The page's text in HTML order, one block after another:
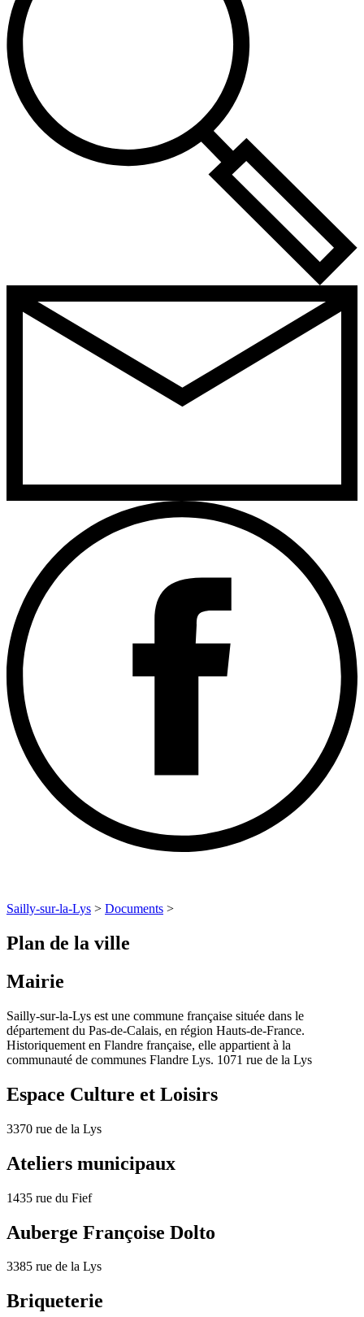
Sailly-sur-la-Lys > Documents >
Plan de la ville
Mairie
Sailly-sur-la-Lys est une commune française située dans le
département du Pas-de-Calais, en région Hauts-de-France.
Historiquement en Flandre française, elle appartient à la
communauté de communes Flandre Lys. 1071 rue de la Lys
Espace Culture et Loisirs
3370 rue de la Lys
Ateliers municipaux
1435 rue du Fief
Auberge Françoise Dolto
3385 rue de la Lys
Briqueterie